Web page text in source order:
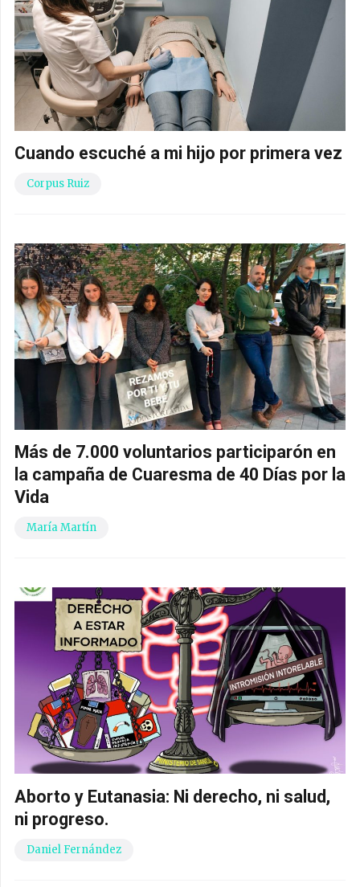
Cuando escuché a mi hijo por primera vez
Corpus Ruiz
Más de 7.000 voluntarios participarón en
la campaña de Cuaresma de 40 Días por la
Vida
María Martín
Aborto y Eutanasia: Ni derecho, ni salud,
ni progreso.
Daniel Fernández